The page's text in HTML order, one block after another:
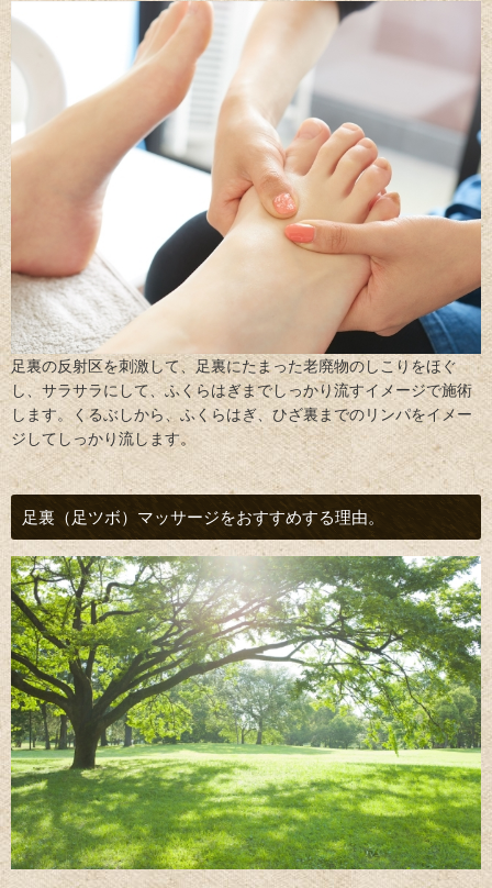
足裏の反射区を刺激して、足裏にたまった老廃物のしこりをほぐ
し、サラサラにして、ふくらはぎまでしっかり流すイメージで施術
します。くるぶしから、ふくらはぎ、ひざ裏までのリンパをイメー
ジしてしっかり流します。
足裏（足ツボ）マッサージをおすすめする理由。